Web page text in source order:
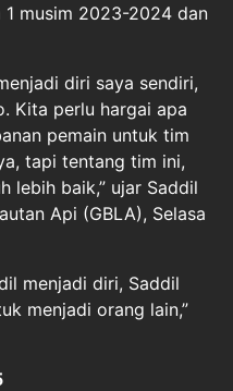
musim 2023-2024 dan
diri saya sendiri,
Kita perlu hargai apa
pemain untuk tim
tapi tentang tim ini,
lebih baik,” ujar Saddil
Api (GBLA), Selasa
menjadi diri, Saddil
menjadi orang lain,”